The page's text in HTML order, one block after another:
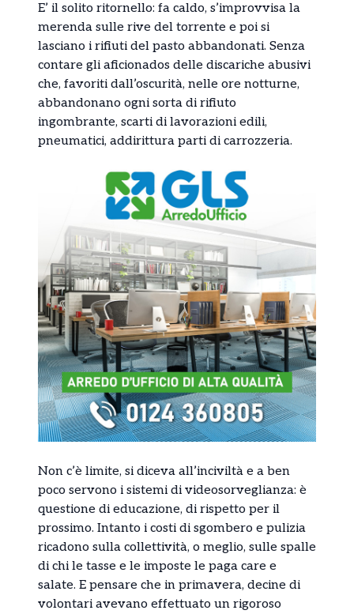
E’ il solito ritornello: fa caldo, s’improvvisa la
merenda sulle rive del torrente e poi si
lasciano i rifiuti del pasto abbandonati. Senza
contare gli aficionados delle discariche abusivi
che, favoriti dall’oscurità, nelle ore notturne,
abbandonano ogni sorta di rifiuto
ingombrante, scarti di lavorazioni edili,
pneumatici, addirittura parti di carrozzeria.
Non c’è limite, si diceva all’inciviltà e a ben
poco servono i sistemi di videosorveglianza: è
questione di educazione, di rispetto per il
prossimo. Intanto i costi di sgombero e pulizia
ricadono sulla collettività, o meglio, sulle spalle
di chi le tasse e le imposte le paga care e
salate. E pensare che in primavera, decine di
volontari avevano effettuato un rigoroso